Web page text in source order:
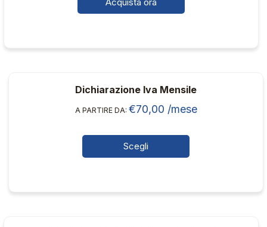
pagina
Dichiarazione Iva Mensile
A PARTIRE DA: €70,00 /mese
Scegli
Questo
ha